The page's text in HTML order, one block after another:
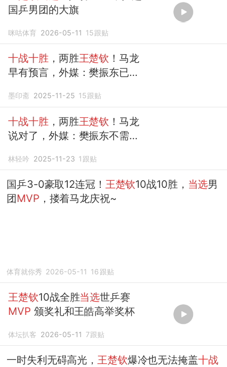
国乒男团的大旗
咪咕体育 2026-05-11 15跟贴
十战十胜 ，两胜王楚钦 ！马龙
早有预言，外媒：樊振东已超
墨印斋 2025-11-25 15跟贴
十战十胜 ，两胜王楚钦 ！马龙
说对了，外媒：樊振东不需要
林轻吟 2025-11-23 1 跟贴
国乒3-0豪取12连冠！ 王楚钦10战10胜， 当选男
团MVP ，搂着马龙庆祝~
体育就你秀 2026-05-11 16 跟贴
王楚钦10战全胜当选世乒赛
MVP 颁奖礼和王皓高举奖杯
体坛扒客 2026-05-11 7跟贴
一时失利无碍高光， 王楚钦爆冷也无法掩盖十战